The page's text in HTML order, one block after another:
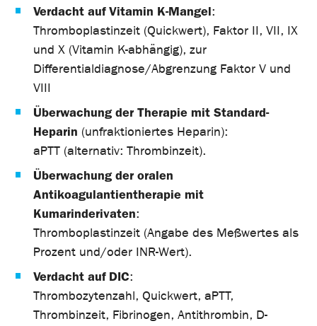
Verdacht auf Vitamin K-Mangel:
Thromboplastinzeit (Quickwert), Faktor II, VII, IX
und X (Vitamin K-abhängig), zur
Differentialdiagnose/Abgrenzung Faktor V und
VIII
Überwachung der Therapie mit Standard-
Heparin (unfraktioniertes Heparin):
aPTT (alternativ: Thrombinzeit).
Überwachung der oralen
Antikoagulantientherapie mit
Kumarinderivaten:
Thromboplastinzeit (Angabe des Meßwertes als
Prozent und/oder INR-Wert).
Verdacht auf DIC:
Thrombozytenzahl, Quickwert, aPTT,
Thrombinzeit, Fibrinogen, Antithrombin, D-